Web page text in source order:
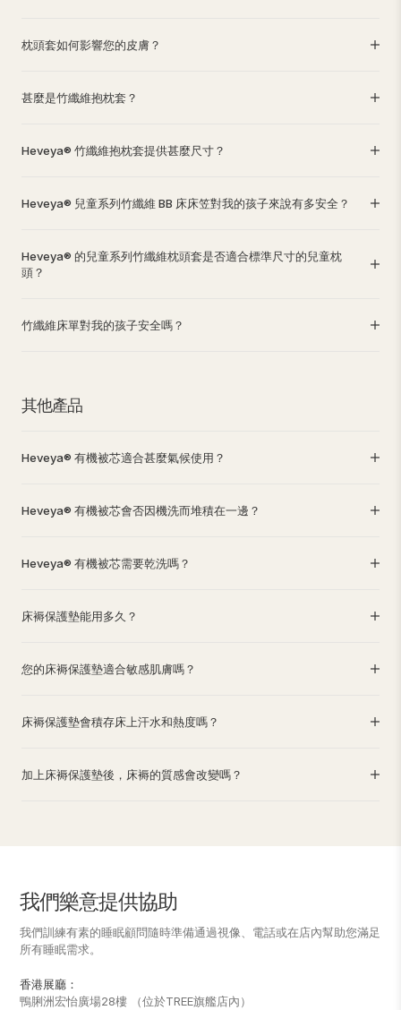
枕頭套如何影響您的皮膚？
甚麼是竹纖維抱枕套？
Heveya® 竹纖維抱枕套提供甚麼尺寸？
Heveya® 兒童系列竹纖維 BB 床床笠對我的孩子來說有多安全？
Heveya® 的兒童系列竹纖維枕頭套是否適合標準尺寸的兒童枕
頭？
竹纖維床單對我的孩子安全嗎？
其他產品
Heveya® 有機被芯適合甚麼氣候使用？
Heveya® 有機被芯會否因機洗而堆積在一邊？
Heveya® 有機被芯需要乾洗嗎？
床褥保護墊能用多久？
您的床褥保護墊適合敏感肌膚嗎？
床褥保護墊會積存床上汗水和熱度嗎？
加上床褥保護墊後，床褥的質感會改變嗎？
我們樂意提供協助
我們訓練有素的睡眠顧問隨時準備通過視像、電話或在店內幫助您滿足
所有睡眠需求。
香港展廳：
鴨脷洲宏怡廣場28樓 （位於TREE旗艦店內）